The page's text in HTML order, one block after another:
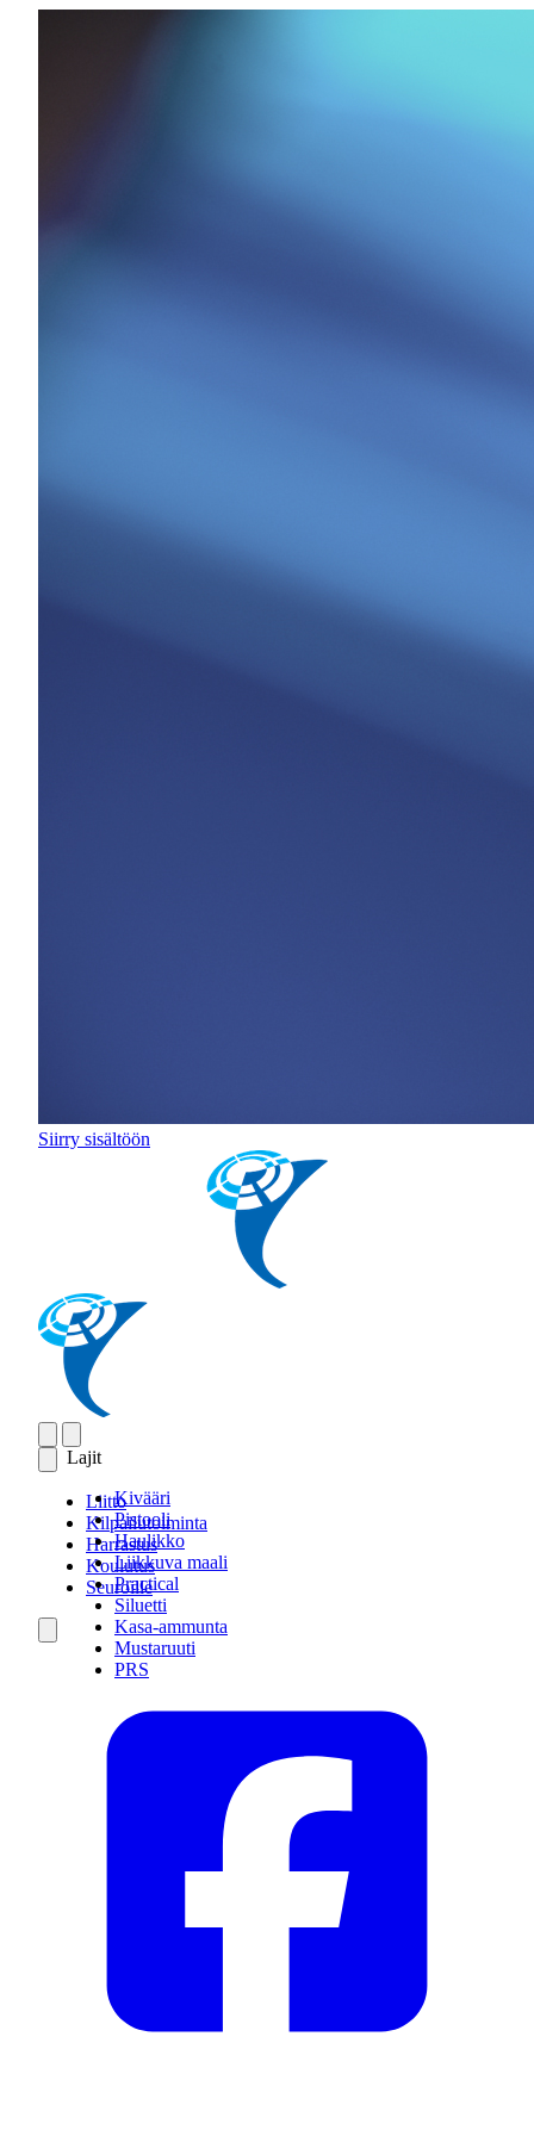
Siirry sisältöön
Lajit
Kivääri
Pistooli
Haulikko
Liikkuva maali
Practical
Siluetti
Kasa-ammunta
Mustaruuti
PRS
Liitto
Kilpailutoiminta
Harrastus
Koulutus
Seuroille